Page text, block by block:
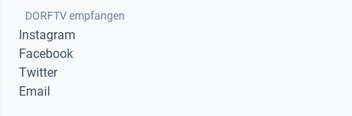
Footer 4
DORFTV empfangen
Instagram
Facebook
Twitter
Email